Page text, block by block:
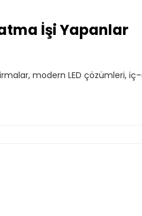
İşi Yapanlar
modern LED çözümleri,